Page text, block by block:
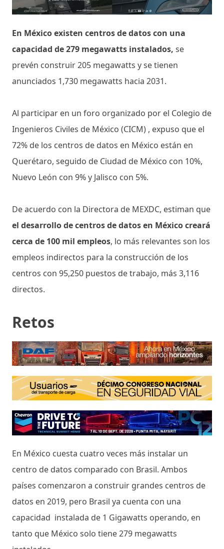
En México existen centros de datos con una
capacidad de 279 megawatts instalados, se
prevén construir 205 megawatts y se tienen
anunciados 1,730 megawatts hacia 2031.
Al participar en un foro organizado por el Colegio de
Ingenieros Civiles de México (CICM) , expuso que el
72% de los centros de datos en México están en
Querétaro, seguido de Ciudad de México con 10%,
Nuevo León con 9% y Jalisco con 5%.
De acuerdo con la Directora de MEXDC, estiman que
el desarrollo de centros de datos en México creará
cerca de 100 mil empleos, lo más relevantes son los
empleos indirectos para la construcción de los
centros con 95,250 puestos de trabajo, más 3,116
directos.
Retos
En México cuesta cuatro veces más instalar un
centro de datos comparado con Brasil. Ambos
países comenzaron a construir grandes centros de
datos en 2019, pero Brasil ya cuenta con una
capacidad instalada de 1 Gigawatts operando, en
tanto que México solo tiene 279 megawatts